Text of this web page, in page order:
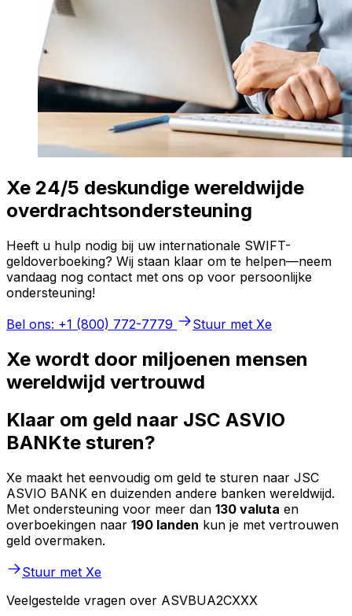
Xe 24/5 deskundige wereldwijde
overdrachtsondersteuning
Heeft u hulp nodig bij uw internationale SWIFT-
geldoverboeking? Wij staan klaar om te helpen—neem
vandaag nog contact met ons op voor persoonlijke
ondersteuning!
Bel ons: +1 (800) 772-7779
Stuur met Xe
Xe wordt door miljoenen mensen
wereldwijd vertrouwd
Klaar om geld naar JSC ASVIO
BANKte sturen?
Xe maakt het eenvoudig om geld te sturen naar JSC
ASVIO BANK en duizenden andere banken wereldwijd.
Met ondersteuning voor meer dan 130 valuta en
overboekingen naar 190 landen kun je met vertrouwen
geld overmaken.
Stuur met Xe
Veelgestelde vragen over ASVBUA2CXXX